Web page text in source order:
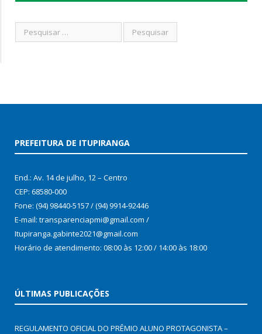
PREFEITURA DE ITUPIRANGA
End.: Av. 14 de julho, 12 – Centro
CEP: 68580-000
Fone: (94) 98440-5157 / (94) 9914-92446
E-mail: transparenciapmi@gmail.com /
Itupiranga.gabinte2021@gmail.com
Horário de atendimento: 08:00 às 12:00 / 14:00 às 18:00
ÚLTIMAS PUBLICAÇÕES
REGULAMENTO OFICIAL DO PRÊMIO ALUNO PROTAGONISTA –